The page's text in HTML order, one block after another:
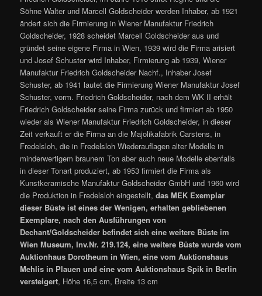
Söhne Walter und Marcell Goldscheider werden Inhaber, ab 1921
ändert sich die Firmierung in Wiener Manufaktur Friedrich
Goldscheider, 1928 scheidet Marcell Goldscheider aus und
gründet seine eigene Firma in Wien, 1939 wird die Firma arisiert
und Josef Schuster wird Inhaber, Firmierung ab 1939, Wiener
Manufaktur Friedrich Goldscheider Nachf., Inhaber Josef
Schuster, ab 1941 lautet die Firmierung Wiener Manufaktur Josef
Schuster, vorm. Friedrich Goldscheider, nach dem WK II erhält
Friedrich Goldscheider seine Firma zurück und firmiert ab 1950
wieder als Wiener Manufaktur Friedrich Goldscheider, in dieser
Zeit verkauft er die Firma an die Majolikafabrik Carstens, in
Fredelsloh, die in Fredelsloh Wiederauflagen alter Modelle in
minderwertigem braunem Ton aber auch neue Modelle ebenfalls
in dieser Tonart produziert, ab 1953 firmiert die Firma als
Kunstkeramische Manufaktur Goldscheider GmbH und 1960 wird
die Produktion in Fredelsloh eingestellt,das MEK Exemplar
dieser Büste ist eines der Wenigen, erhalten gebliebenen
Exemplare, nach den Ausführungen von
Dechant/Goldscheider befindet sich eine weitere Büste im
Wien Museum, Inv.Nr. 219.124, eine weitere Büste wurde vom
Auktionhaus Dorotheum in Wien, eine vom Auktionshaus
Mehlis in Plauen und eine vom Auktionshaus Spik in Berlin
versteigert, Höhe 16,5 cm, Breite 13 cm